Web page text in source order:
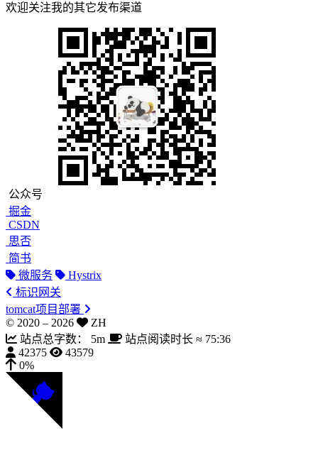
欢迎关注我的其它发布渠道
公众号
掘金
CSDN
思否
简书
微服务
Hystrix
标识网关
tomcat项目部署
© 2020 – 2026
ZH
站点总字数：
5m 站点阅读时长 ≈ 75:36
42375
43579
0%